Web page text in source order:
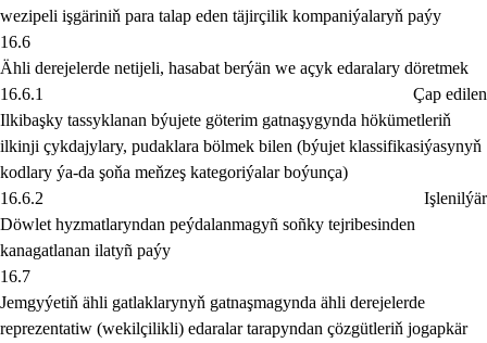
wezipeli işgäriniň para talap eden täjirçilik kompaniýalaryň paýy
16.6
Ähli derejelerde netijeli, hasabat berýän we açyk edaralary döretmek
16.6.1
Çap edilen
Ilkibaşky tassyklanan býujete göterim gatnaşygynda hökümetleriň
ilkinji çykdajylary, pudaklara bölmek bilen (býujet klassifikasiýasynyň
kodlary ýa-da şoňa meňzeş kategoriýalar boýunça)
16.6.2
Işlenilýär
Döwlet hyzmatlaryndan peýdalanmagyñ soñky tejribesinden
kanagatlanan ilatyñ paýy
16.7
Jemgyýetiň ähli gatlaklarynyň gatnaşmagynda ähli derejelerde
reprezentatiw (wekilçilikli) edaralar tarapyndan çözgütleriň jogapkär